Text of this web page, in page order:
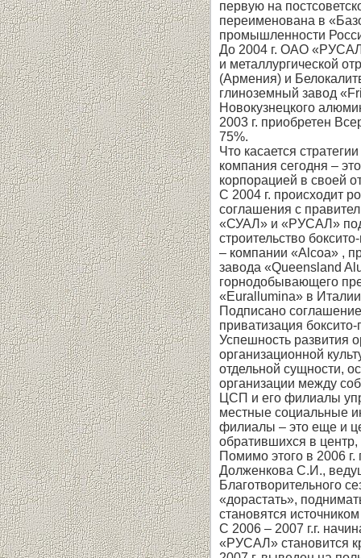
первую на
переименована в
промышленности
До 2004 г. ОАО
и металлургической
(Армения) и
глиноземный завод
Новокузнецкого
2003 г. приобретен
75%.
Что касается
компания сегодня –
корпорацией в своей
С 2004 г. происходит
соглашения с
«СУАЛ» и «РУСАЛ»
строительство
– компании «Alcoa» ,
завода «Queensland
горнодобывающего
«Eurallumina» в
Подписано
приватизация
Успешность развития
организационной
отдельной сущности,
организации между
ЦСП и его филиалы
местные социальные
филиалы – это еще и
обратившихся в
Помимо этого в 2006
Долженкова С.И.,
Благотворительного
«дорастать»,
становятся
С 2006 – 2007 г.г.
«РУСАЛ» становится